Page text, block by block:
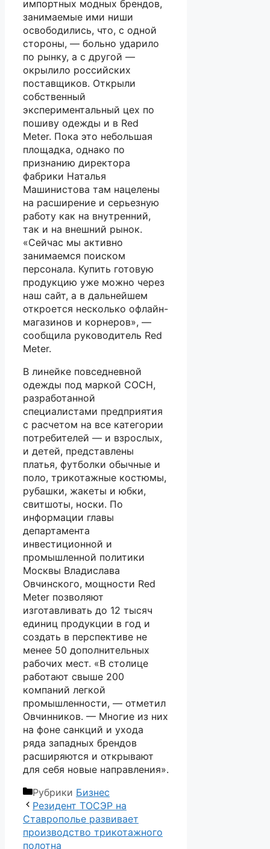
импортных модных брендов,
занимаемые ими ниши
освободились, что, с одной
стороны, — больно ударило
по рынку, а с другой —
окрылило российских
поставщиков. Открыли
собственный
экспериментальный цех по
пошиву одежды и в Red
Meter. Пока это небольшая
площадка, однако по
признанию директора
фабрики Наталья
Машинистова там нацелены
на расширение и серьезную
работу как на внутренний,
так и на внешний рынок.
«Сейчас мы активно
занимаемся поиском
персонала. Купить готовую
продукцию уже можно через
наш сайт, а в дальнейшем
откроется несколько офлайн-
магазинов и корнеров», —
сообщила руководитель Red
Meter.
В линейке повседневной
одежды под маркой COCH,
разработанной
специалистами предприятия
с расчетом на все категории
потребителей — и взрослых,
и детей, представлены
платья, футболки обычные и
поло, трикотажные костюмы,
рубашки, жакеты и юбки,
свитшоты, носки. По
информации главы
департамента
инвестиционной и
промышленной политики
Москвы Владислава
Овчинского, мощности Red
Meter позволяют
изготавливать до 12 тысяч
единиц продукции в год и
создать в перспективе не
менее 50 дополнительных
рабочих мест. «В столице
работают свыше 200
компаний легкой
промышленности, — отметил
Овчинников. — Многие из них
на фоне санкций и ухода
ряда западных брендов
расширяются и открывают
для себя новые направления».
Рубрики Бизнес
Резидент ТОСЭР на
Ставрополье развивает
производство трикотажного
полотна